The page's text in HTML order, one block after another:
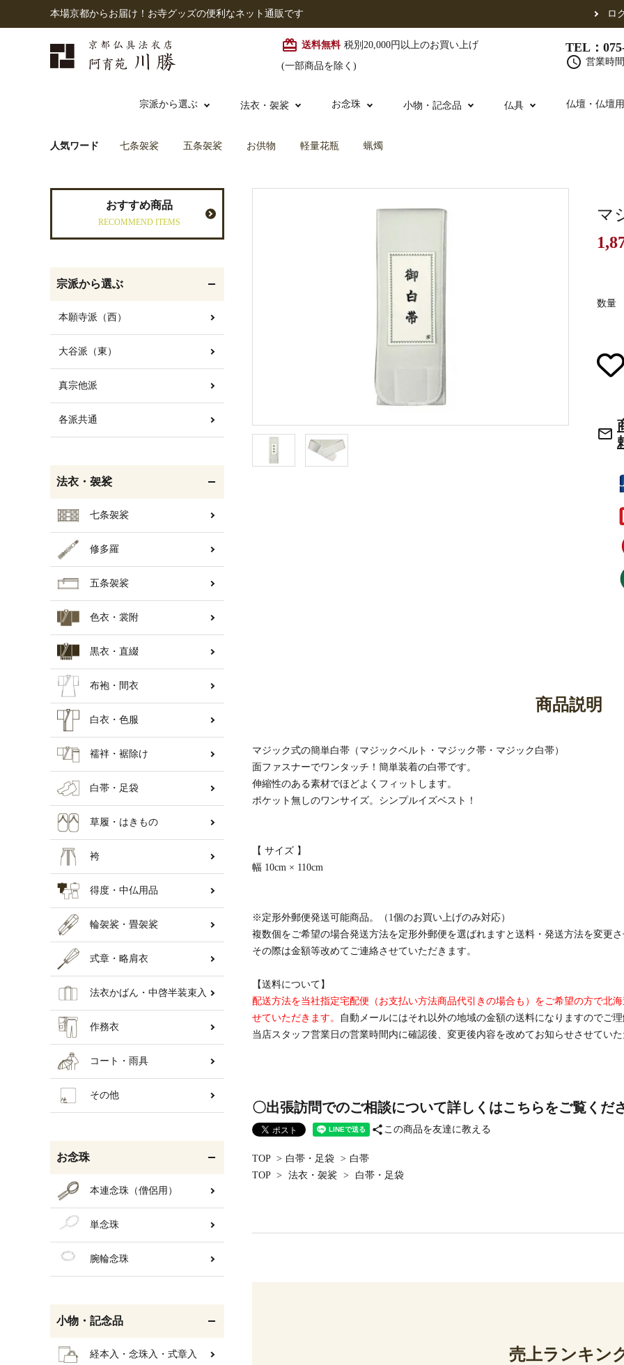
本場京都からお届け！お寺グッズの便利なネット通販です ロ
card_giftcard 送料無料 税別20,000円以上のお買い上げ
(一部商品を除く)
TEL：
schedule 営業時
宗派から選ぶ
本願寺派（西） 大谷派（東）
法衣・袈裟
布袍・間衣
草履・はきもの
式章・略肩衣
法衣かばん・中
お念珠
本連念珠（僧侶用）
小物・記念品 仏具
金香炉・花瓶・火立
ご法要用品・箱類 椅子・机・その
戸帳・華鬘
欄間・障子・襖・翠簾 喚鐘・梵鐘・銅
納骨壇
仏壇・仏壇
お仏壇の引き取り
人気ワード 七条袈裟 五条袈裟 お供物 軽量花瓶 蝋燭
マ
数量
mail_outline
商品説明
マジック式の簡単白帯（マジックベルト・マジック帯・マジック白帯）
面ファスナーでワンタッチ！簡単装着の白帯です。
伸縮性のある素材でほどよくフィットします。
ポケット無しのワンサイズ。シンプルイズベスト！
【 サイズ 】
幅 10cm × 110cm
※定形外郵便発送可能商品。（1個のお買い上げのみ対応）
複数個をご希望の場合発送方法を定形外郵便を選ばれますと送料・発送方法を変更さ
その際は金額等改めてご連絡させていただきます。
【送料について】
配送方法を当社指定宅配便（お支払い方法商品代引きの場合も）をご希望の方で北
せていただきます。
自動メールにはそれ以外の地域の金額の送料になりますのでご
当店スタッフ営業日の営業時間内に確認後、変更後内容を改めてお知らせさせていた
〇出張訪問でのご相談について詳しくはこちらをご覧くだ
share この商品を友達に教える
TOP > 白帯・足袋 > 白帯
TOP > 法衣・袈裟 > 白帯・足袋
売上ランキン
おすすめ商品
RECOMMEND ITEMS
宗派から選ぶ
本願寺派（西）
大谷派（東）
真宗他派
各派共通
法衣・袈裟
七条袈裟
修多羅
五条袈裟
色衣・裳附
黒衣・直綴
布袍・間衣
白衣・色服
襦袢・裾除け
白帯・足袋
草履・はきもの
袴
得度・中仏用品
輪袈裟・畳袈裟
式章・略肩衣
法衣かばん・中啓半装束入
作務衣
コート・雨具
その他
お念珠
本連念珠（僧侶用）
単念珠
腕輪念珠
小物・記念品
経本入・念珠入・式章入